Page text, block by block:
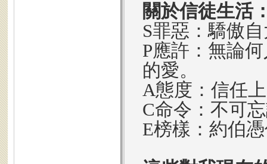
關於信徒生活
S罪惡：驕傲
P應許：無論
的愛。
A態度：信任
C命令：不可
E榜樣：約伯